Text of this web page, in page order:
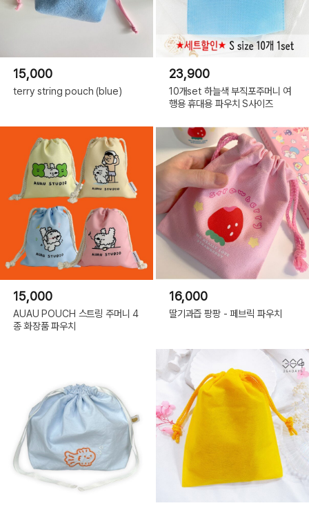
15,000
terry string pouch (blue)
23,900
10개set 하늘색 부직포주머니 여
행용 휴대용 파우치 S사이즈
15,000
AUAU POUCH 스트링 주머니 4
종 화장품 파우치
16,000
딸기과즙 팡팡 - 페브릭 파우치